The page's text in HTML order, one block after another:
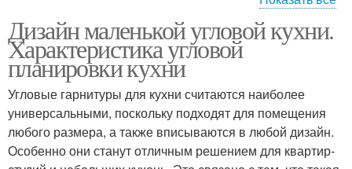
Кухни с угловой мойкой Кухни с размерами
Кухни с нуля Кухня с угловой мойкой
Дизайн маленькой угловой кухни.
Характеристика угловой
планировки кухни
Угловые гарнитуры для кухни считаются наиболее
универсальными, поскольку подходят для помещения
любого размера, а также вписываются в любой дизайн.
Особенно они станут отличным решением для квартир-